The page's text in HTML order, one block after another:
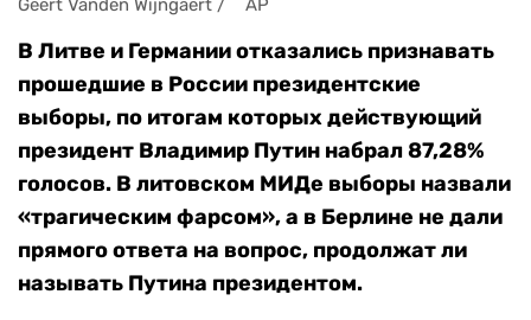
Geert Vanden Wijngaert / 	AP
В Литве и Германии отказались признавать
прошедшие в России президентские
выборы, по итогам которых действующий
президент Владимир Путин набрал 87,28%
голосов. В литовском МИДе выборы назвали
«трагическим фарсом», а в Берлине не дали
прямого ответа на вопрос, продолжат ли
называть Путина президентом.